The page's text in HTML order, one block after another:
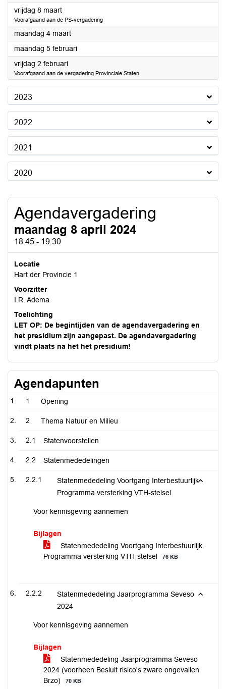
vrijdag 8 maart2024
Voorafgaand aan de PS-vergadering
maandag 4 maart2024
maandag 5 februari2024
vrijdag 2 februari2024
Voorafgaand aan de vergadering Provinciale Staten
2023
2022
2021
2020
Agendavergadering
maandag 8 april 2024
18:45 - 19:30
Locatie
Hart der Provincie 1
Voorzitter
I.R. Adema
Toelichting
LET OP: De begintijden van de agendavergadering en
het presidium zijn aangepast. De agendavergadering
vindt plaats na het het presidium!
Agendapunten
1 Opening
2 Thema Natuur en Milieu
2.1 Statenvoorstellen
2.2 Statenmededelingen
2.2.1
Statenmededeling Voortgang Interbestuurlijk
Programma versterking VTH-stelsel
Voor kennisgeving aannemen
Bijlagen
Statenmededeling Voortgang Interbestuurlijk
Programma versterking VTH-stelsel
76 KB
2.2.2
Statenmededeling Jaarprogramma Seveso
2024
Voor kennisgeving aannemen
Bijlagen
Statenmededeling Jaarprogramma Seveso
2024 (voorheen Besluit risico's zware ongevallen
Brzo)
70 KB